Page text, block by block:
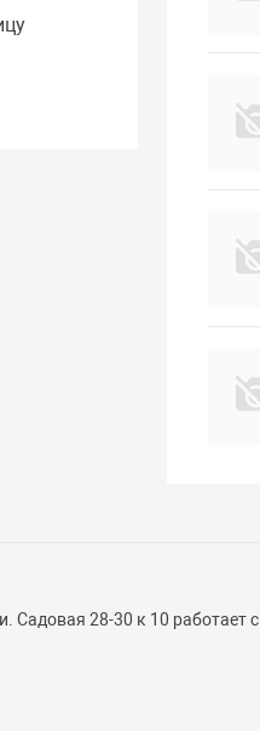
Садовая 28-30 к 10 работает с